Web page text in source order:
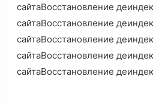
сайтаВосстановление
сайтаВосстановление
сайтаВосстановление
сайтаВосстановление
сайтаВосстановление